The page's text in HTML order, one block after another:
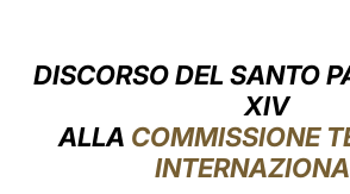
DISCORSO DEL SANTO
XIV
ALLA COMMISSIONE